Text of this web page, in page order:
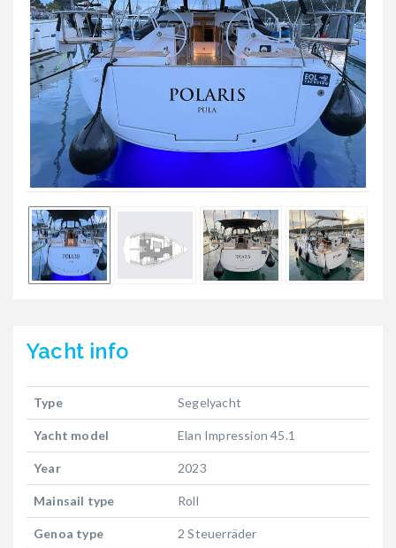
Yacht info
Type Segelyacht
Yacht model Elan Impression 45.1
Year 2023
Mainsail type Roll
Genoa type 2 Steuerräder